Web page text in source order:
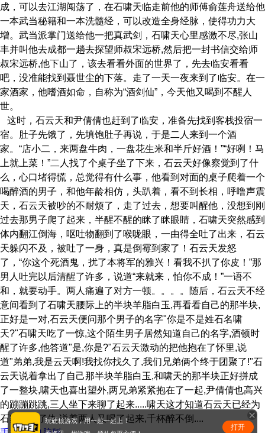
成，可以去江湖闯荡了，在石啸天临走前他的师傅俞莲舟送给他
一本武当秘籍和一本洗髓经，可以改造全身经脉，使得功力大
增。武当派掌门送给他一把真武剑，石啸天心里感激不尽,张山
丰并叫他去成都一趟去探望师叔宋远桥,然后把一封书信交给师
叔宋远桥,他下山了，该去看看外面的世界了，先去临安看看
吧，没准能找到聂世尘的下落。走了一天一夜来到了临安。在一
家酒家，他嗜酒如命，自称为“酒剑仙”，今天他又喝到不醒人
世。
这时，石云天和尹倩倩也赶到了临安，准备先找到客栈投宿一
宿。肚子先饿了，先填饱肚子再说，于是二人来到一个酒
家。“店小二，来两盘牛肉，一盘花生米和半斤好酒！”“好咧！马
上就上菜！”二人找了个桌子坐了下来，石云天好像察觉到了什
么，心口堵得慌，总觉得有什么事，他看到对面的桌子爬着一个
喝醉酒的男子，和他年龄相仿，头趴着，看不到长相，呼噜声震
天，石云天被吵的不耐烦了，走了过去，想要叫醒他，没想到刚
过去那男子爬了起来，半醒不醒的眯了眯眼睛，石啸天突然感到
体内翻江倒海，呕吐物翻到了喉咙眼，一由得全吐了出来，石云
天躲闪不及，被吐了一身，真是倒霉到家了！石云天发怒
了，“你这个死酒鬼，扰了本将军的雅兴！看我不扒了你皮！”那
男人吐完以后清醒了许多，说道“来就来，怕你不成！”一语不
和，就要动手。两人痛遍了对方一顿。。。。随后，石云天不经
意间看到了石啸天腰际上的半块羊脂白玉,再看看自己的那半块,
正好是一对,石云天便问那个男子的名字"你是不是姓石名啸
天?"石啸天吃了一惊,这个陌生男子居然知道自己的名字,酒顿时
醒了许多,他答道"是,你是?"石云天激动的把他抱在了怀里,说
道"弟弟,我是云天啊!我找你找久了,我们兄弟俩个终于团聚了!"石
云天说着拿出了自己那半块羊脂白玉,和啸天的那半块正好拼成
了一整块,啸天也喜出望外,两兄弟紧紧抱在了一起,尹倩倩也高兴
的蹦蹦跳跳,三人坐下来聊了起来.....啸天这才知道石云天已经为
石家堡报了仇.说着两人又喝了起来,千杯醉不倒....
玩硬核游戏，用一起一起上！
打开